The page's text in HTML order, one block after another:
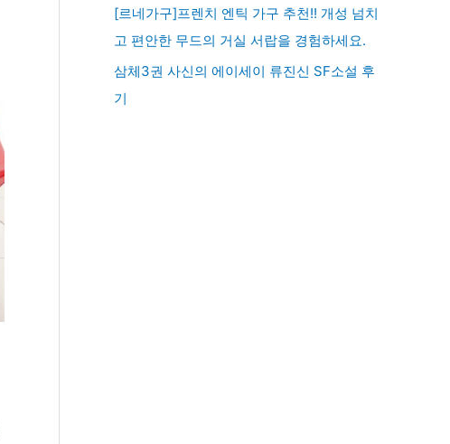
[르네가구]프렌치 엔틱 가구 추천!! 개성 넘치
고 편안한 무드의 거실 서랍을 경험하세요.
삼체3권 사신의 에이세이 류진신 SF소설 후
기